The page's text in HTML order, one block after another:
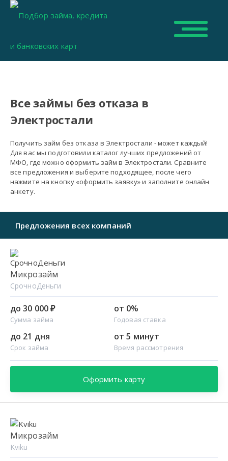
Все займы без отказа в
Электростали
Получить займ без отказа в Электростали - может каждый!
Для вас мы подготовили каталог лучших предложений от
МФО, где можно оформить займ в Электростали. Сравните
все предложения и выберите подходящее, после чего
нажмите на кнопку «оформить заявку» и заполните онлайн
анкету.
Предложения всех компаний
Микрозайм
СрочноДеньги
до 30 000 ₽
Сумма займа
от 0%
Годовая ставка
до 21 дня
Срок займа
от 5 минут
Время рассмотрения
Оформить карту
Микрозайм
Kviku